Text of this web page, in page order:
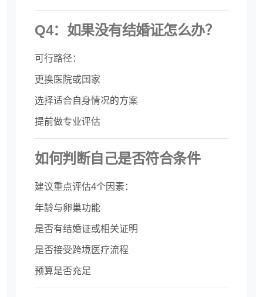
Q4：如果没有结婚证怎么办？
可行路径：
更换医院或国家
选择适合自身情况的方案
提前做专业评估
如何判断自己是否符合条件
建议重点评估4个因素：
年龄与卵巢功能
是否有结婚证或相关证明
是否接受跨境医疗流程
预算是否充足